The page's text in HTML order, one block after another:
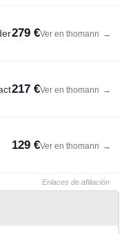
279 €Ver en thomann →
217 €Ver en thomann →
129 €Ver en thomann →
Enlaces de afiliación